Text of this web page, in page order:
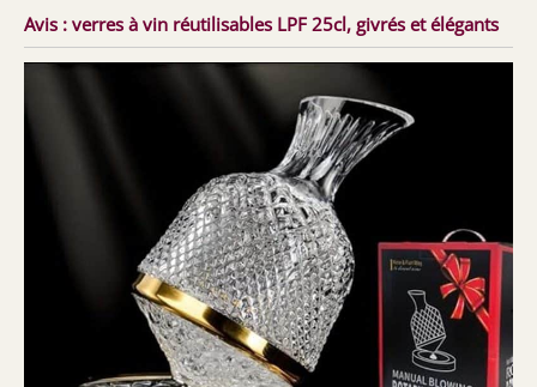
Avis : verres à vin réutilisables LPF 25cl, givrés et élégants